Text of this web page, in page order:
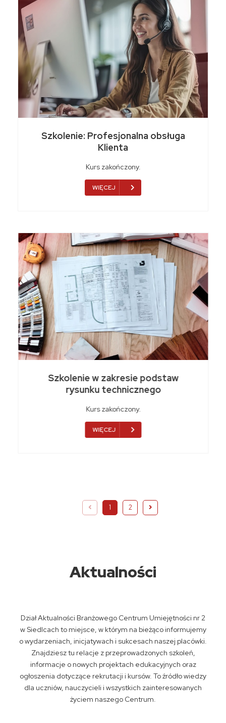
Szkolenie: Profesjonalna obsługa
Klienta
Kurs zakończony.
WIĘCEJ
Szkolenie w zakresie podstaw
rysunku technicznego
Kurs zakończony.
WIĘCEJ
1 2
Aktualności
Dział Aktualności Branżowego Centrum Umiejętności nr 2
w Siedlcach to miejsce, w którym na bieżąco informujemy
o wydarzeniach, inicjatywach i sukcesach naszej placówki.
Znajdziesz tu relacje z przeprowadzonych szkoleń,
informacje o nowych projektach edukacyjnych oraz
ogłoszenia dotyczące rekrutacji i kursów. To źródło wiedzy
dla uczniów, nauczycieli i wszystkich zainteresowanych
życiem naszego Centrum.